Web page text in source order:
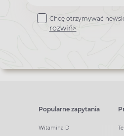
do
newslettera
Chcę otrzymywać
rozwiń>
Popularne zapytania
Witamina D